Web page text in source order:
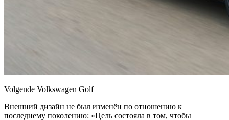
Volgende Volkswagen Golf
Внешний дизайн не был изменён по отношению к
последнему поколению: «Цель состояла в том, чтобы